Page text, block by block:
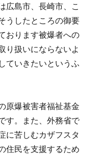
広島市、長崎市、こ
うしたところの御要
おります被爆者への
り扱いにならないよ
ていきたいというふ
原爆被害者福祉基金
す。また、外務省で
に苦しむカザフスタ
住民を支援するため